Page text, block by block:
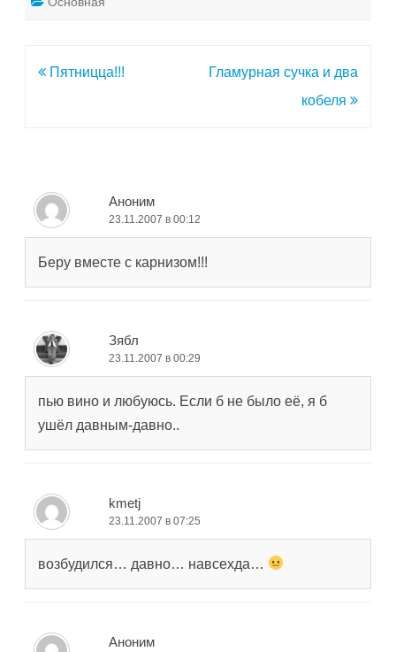
Навигация
Пятницца!!!
Гламурная сучка и два
кобеля
Аноним
23.11.2007 в 00:12
Беру вместе с карнизом!!!
Зябл
23.11.2007 в 00:29
пью вино и любуюсь. Если б не было её, я б
ушёл давным-давно..
kmetj
23.11.2007 в 07:25
возбудился… давно… навсехда…
Аноним